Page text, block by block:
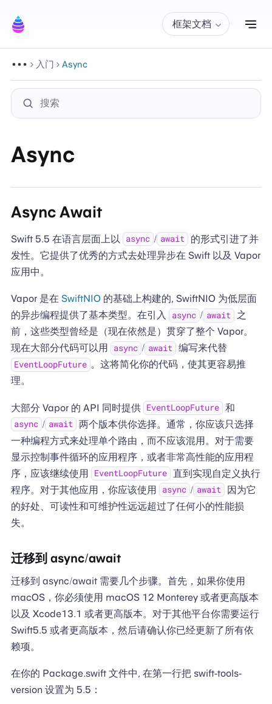
框架文档 切
入门 Async
Async
Async Await
Swift 5.5 在语言层面上以 async / await
的形式引进了并
发性。它提供了优秀的方式去处理异步在 Swift 以及 Vapor
应用中。
Vapor 是在 SwiftNIO的基础上构建的, SwiftNIO 为低层面
的异步编程提供了基本类型。在引入
async / await
之
前，这些类型曾经是（现在依然是）贯穿了整个 Vapor。
现在大部分代码可以用
async / await 编写来代替
EventLoopFuture 。这将简化你的代码，使其更容易推
理。
大部分 Vapor 的 API 同时提供 EventLoopFuture 和
async / await 两个版本供你选择。通常，你应该只选择
一种编程方式来处理单个路由，而不应该混用。对于需要
显示控制事件循环的应用程序，或者非常高性能的应用程
序，应该继续使用
EventLoopFuture 直到实现自定义执行
程序。对于其他应用，你应该使用
async / await
因为它
的好处、可读性和可维护性远远超过了任何小的性能损
失。
迁移到 async/await
迁移到 async/await 需要几个步骤。首先，如果你使用
macOS，你必须使用 macOS 12 Monterey 或者更高版本
以及 Xcode13.1 或者更高版本。对于其他平台你需要运行
Swift5.5 或者更高版本，然后请确认你已经更新了所有依
赖项。
在你的 Package.swift 文件中, 在第一行把 swift-tools-
version 设置为 5.5：